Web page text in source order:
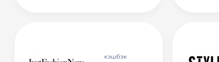
кэшбэк